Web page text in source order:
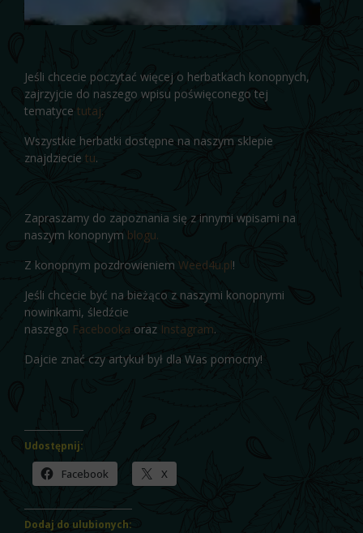
Jeśli chcecie poczytać więcej o herbatkach konopnych,
zajrzyjcie do naszego wpisu poświęconego tej
tematyce tutaj.
Wszystkie herbatki dostępne na naszym sklepie
znajdziecie tu.
Zapraszamy do zapoznania się z innymi wpisami na
naszym konopnym blogu.
Z konopnym pozdrowieniem Weed4u.pl!
Jeśli chcecie być na bieżąco z naszymi konopnymi
nowinkami, śledźcie
naszego Facebooka oraz Instagram.
Dajcie znać czy artykuł był dla Was pomocny!
Udostępnij:
Facebook X
Dodaj do ulubionych: